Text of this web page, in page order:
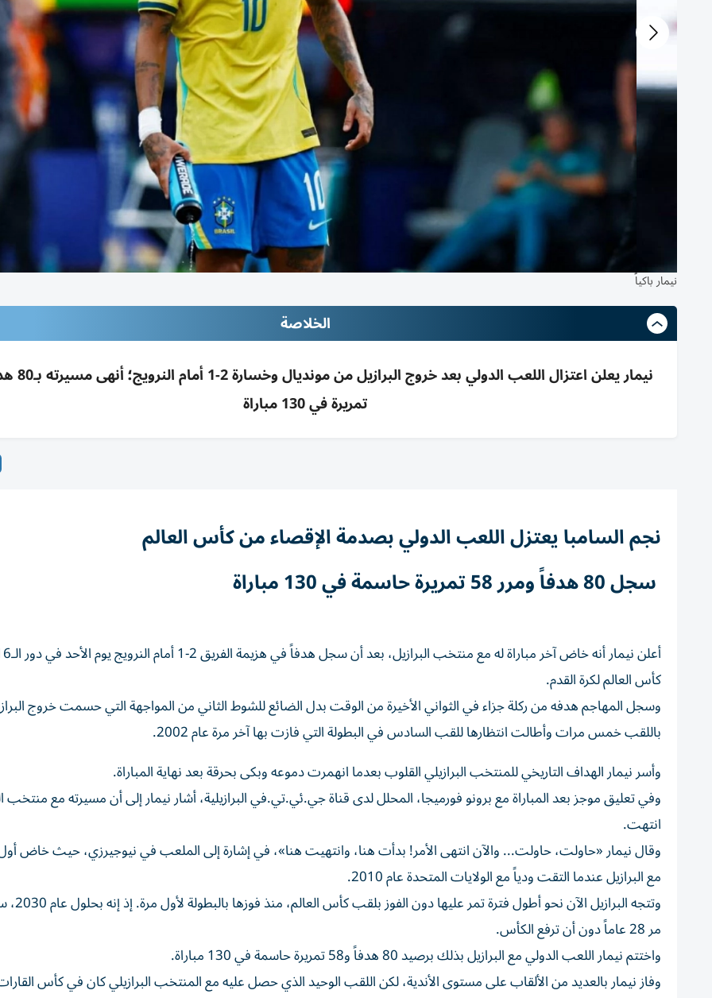
نيمار باكياً
الخلاصة
تمريرة في 130 مباراة
نجم السامبا يعتزل اللعب الدولي بصدمة الإقصاء من كأس العالم
سجل 80 هدفاً ومرر 58 تمريرة حاسمة ⁠في 130 مباراة
كأس العالم لكرة القدم.
وسجل المهاجم هدفه من ركلة جزاء في الثواني الأخيرة من الوقت بدل الضائع ‌للشوط الثاني من المواجهة التي حسمت خروج
باللقب ⁠خمس مرات وأطالت انتظارها للقب السادس في البطولة التي فازت بها آخر مرة عام 2002.
وأسر نيمار الهداف التاريخي للمنتخب البرازيلي القلوب بعدما انهمرت دموعه وبكى بحرقة بعد نهاية المباراة.
وفي تعليق موجز بعد المباراة مع برونو فورميجا، المحلل لدى قناة جي.ئي.تي.في البرازيلية، أشار نيمار إلى أن مسيرته مع منتخب
انتهت.
وقال نيمار «حاولت، حاولت... والآن انتهى الأمر! بدأت هنا، وانتهيت ‌هنا»، في إشارة إلى الملعب في نيوجيرزي، حيث خاض أول
مع البرازيل عندما التقت ودياً ⁠مع الولايات المتحدة عام 2010.
وتتجه البرازيل
مر ⁠28 عاماً دون أن ترفع الكأس.
واختتم ‌نيمار اللعب الدولي مع البرازيل بذلك برصيد 80 هدفاً و58 تمريرة حاسمة ⁠في 130 مباراة.
وفاز نيمار بالعديد من ​الألقاب على مستوى الأندية، لكن اللقب الوحيد الذي حصل عليه مع المنتخب البرازيلي كان في ⁠كأس